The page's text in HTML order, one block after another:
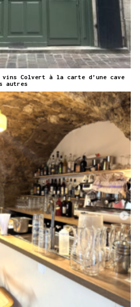
vins Colvert à la carte d’une cave
autres